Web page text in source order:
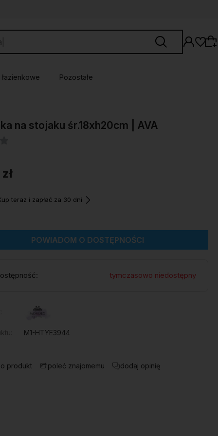
oferty lub zaloguj się, aby przywrócić dodane
Pozostałe
na stojaku śr.18xh20cm | AVA
teraz i zapłać za 30 dni
POWIADOM O DOSTĘPNOŚCI
tymczasowo niedostępny
M1-HTYE3944
produkt poleć znajomemu dodaj opinię